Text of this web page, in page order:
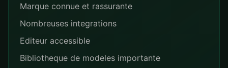
Marque connue et rassurante
Nombreuses integrations
Editeur accessible
Bibliotheque de modeles importante